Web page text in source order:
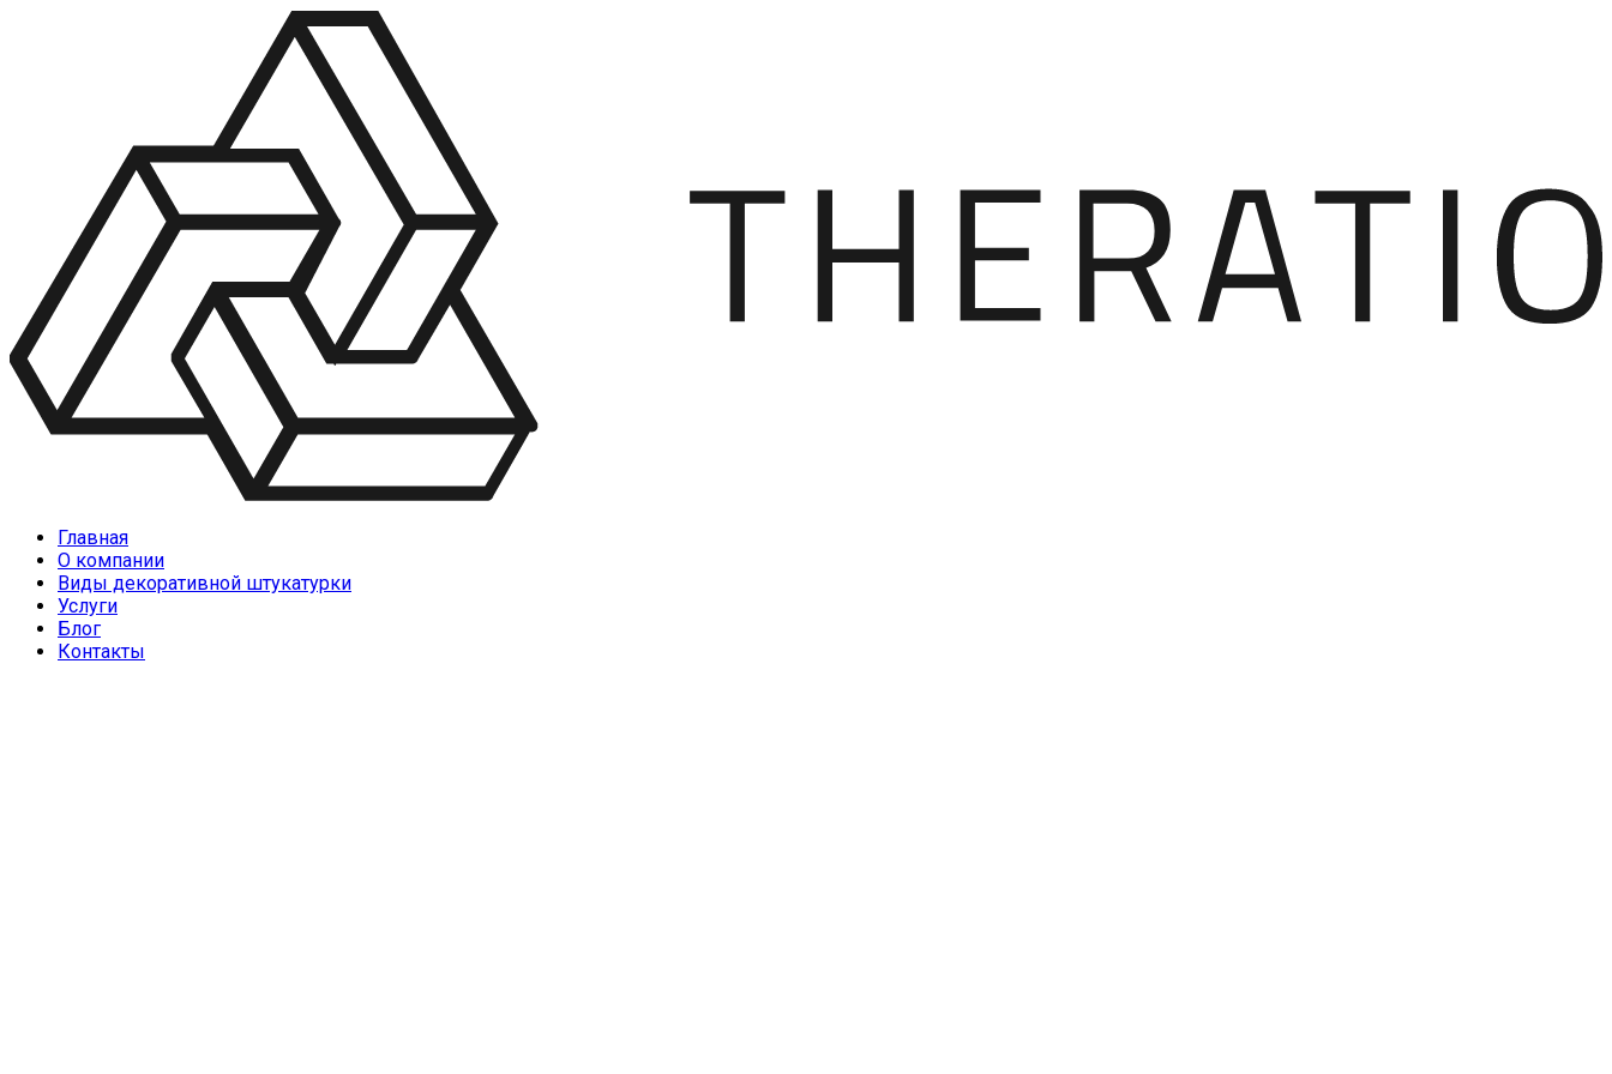
Главная
О компании
Виды декоративной штукатурки
Услуги
Блог
Контакты